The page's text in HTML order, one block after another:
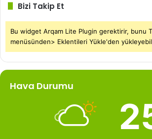
Bizi Takip Et
Bu widget Arqam Lite Plugin gerektirir, bunu
menüsünden> Eklentileri Yükle'den
Hava Durumu